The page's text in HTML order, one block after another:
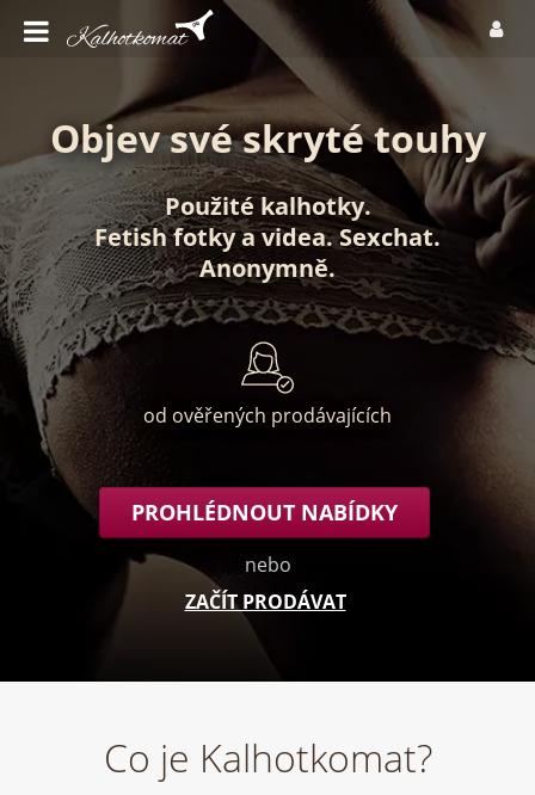
Objev své skryté touhy
Použité kalhotky.
Fetish fotkyavidea.Sexchat.
Anonymně.
od ověřených prodávajících
PROHLÉDNOUT NABÍDKY
nebo
ZAČÍT PRODÁVAT
Co je Kalhotkomat?